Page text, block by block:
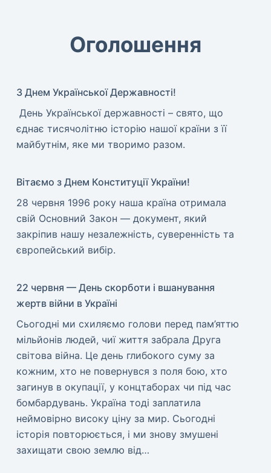
Оголошення
З Днем Української Державності!
​ День Української державності – свято, що
єднає тисячолітню історію нашої країни з її
майбутнім, яке ми творимо разом.
Вітаємо з Днем Конституції України!
​28 червня 1996 року наша країна отримала
свій Основний Закон — документ, який
закріпив нашу незалежність, суверенність та
європейський вибір.
22 червня — День скорботи і вшанування
жертв війни в Україні
​Сьогодні ми схиляємо голови перед пам’яттю
мільйонів людей, чиї життя забрала Друга
світова війна. Це день глибокого суму за
кожним, хто не повернувся з поля бою, хто
загинув в окупації, у концтаборах чи під час
бомбардувань. Україна тоді заплатила
неймовірно високу ціну за мир. ​Сьогодні
історія повторюється, і ми знову змушені
захищати свою землю від…